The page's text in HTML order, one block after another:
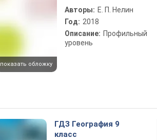
показать обложку
Авторы: Е. П. Нелин
Год: 2018
Описание: Профильный
уровень
ГДЗ География 9
класс